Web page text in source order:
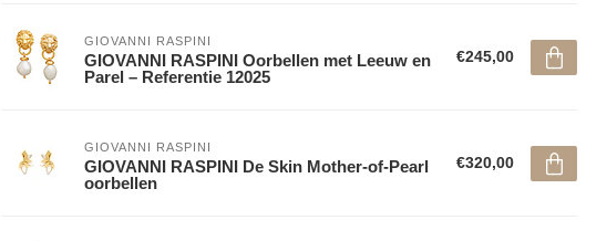
GIOVANNI RASPINI
GIOVANNI RASPINI Oorbellen met Leeuw en
Parel – Referentie 12025
€245,00
GIOVANNI RASPINI
GIOVANNI RASPINI De Skin Mother-of-Pearl
oorbellen
€320,00